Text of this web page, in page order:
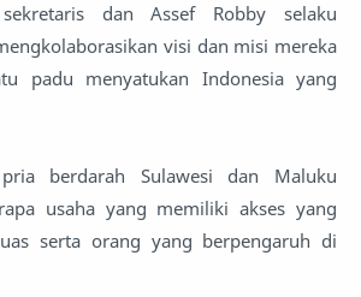
dan Assef Robby selaku
visi dan misi mereka
padu menyatukan Indonesia yang
berdarah Sulawesi dan Maluku
usaha yang memiliki akses yang
serta orang yang berpengaruh di